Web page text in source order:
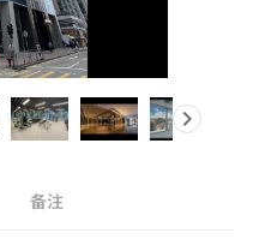
备注